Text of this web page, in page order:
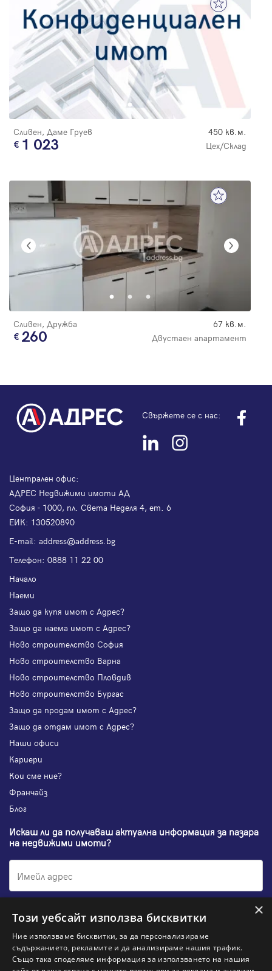
Сливен, Даме Груев 450 кв.м.
1 023 Цех/Склад
Сливен, Дружба 67 кв.м.
260 Двустаен апартамент
Свържете се с нас:
Централен офис:
АДРЕС Недвижими имоти АД
София - 1000, пл. Света Неделя 4, ет. 6
ЕИК: 130520890
Е-mail: address@address.bg
Телефон: 0888 11 22 00
Начало
Наеми
Защо да купя имот с Адрес?
Защо да наема имот с Адрес?
Ново строителство София
Ново строителство Варна
Ново строителство Пловдив
Ново строителство Бургас
Защо да продам имот с Адрес?
Защо да отдам имот с Адрес?
Наши офиси
Кариери
Кои сме ние?
Франчайз
Блог
Искаш ли да получаваш актуална информация за пазара
на недвижими имоти?
Абонирам се
НАЙ-ПОПУЛЯРНИ ТЪРСЕНИЯ:
×
Този уебсайт използва бисквитки
Ние използваме бисквитки, за да персонализираме
съдържанието, рекламите и да анализираме нашия трафик.
Също така споделяме информация за използването на нашия